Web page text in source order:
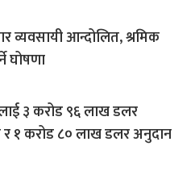
व्यवसायी आन्दोलित, श्रमिक
घोषणा
३ करोड ९६ लाख डलर
र १ करोड ८० लाख डलर अनुदान